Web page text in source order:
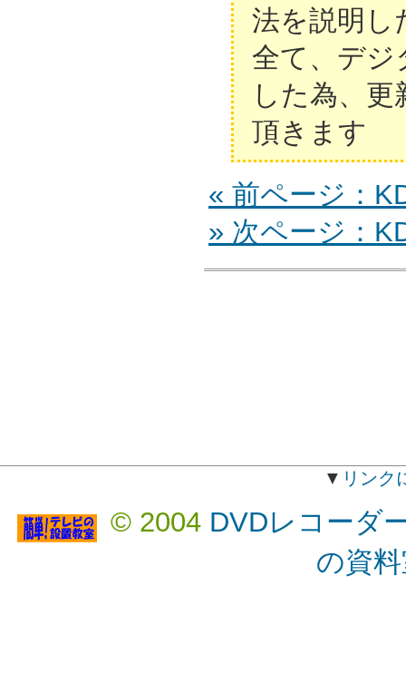
法を説明し
全て、デジ
した為、
頂きます
« 前ページ：
» 次ページ：
▼ リンク
© 2004 DVDレコーダ
の資